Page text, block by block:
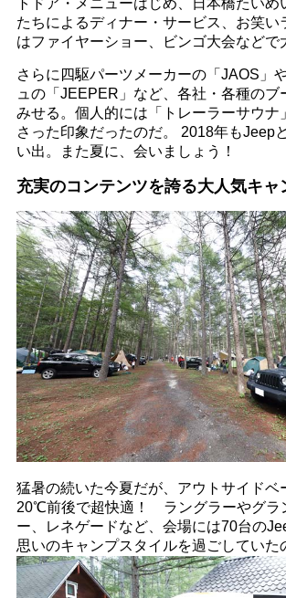
たちによるディナー・サービス、お笑い
はファイヤーショー、ビンゴ大会などで
さらに四駆パーツメーカーの「JAOS」
ュの「JEEPER」など、各社・各種のブ
みせる。個人的には「トレーラーサウナ
さった印象だったのだ。 2018年もJeep
い出。また夏に、会いましょう！
充実のコンテンツを誇る大人気キャ
猛暑の続いた今夏だが、アウトサイドベ
20℃前後で超快適！ ラングラーやグラ
ー、レネゲードなど、会場には70台の
思いのキャンプスタイルを過ごしていた